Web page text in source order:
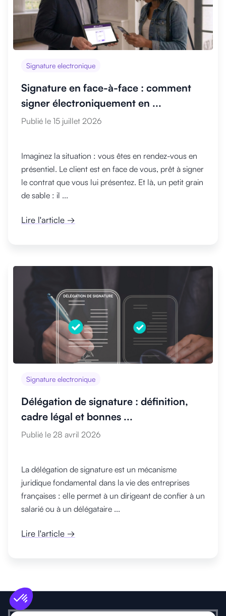
Signature electronique
Signature en face-à-face : comment
signer électroniquement en ...
Publié le 15 juillet 2026
Imaginez la situation : vous êtes en rendez-vous en
présentiel. Le client est en face de vous, prêt à signer
le contrat que vous lui présentez. Et là, un petit grain
de sable : il ...
Lire l'article →
Signature electronique
Délégation de signature : définition,
cadre légal et bonnes ...
Publié le 28 avril 2026
La délégation de signature est un mécanisme
juridique fondamental dans la vie des entreprises
françaises : elle permet à un dirigeant de confier à un
salarié ou à un délégataire ...
Lire l'article →